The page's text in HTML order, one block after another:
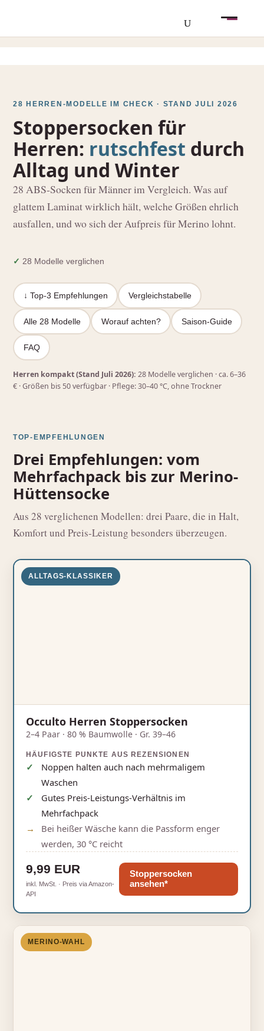
28 HERREN-MODELLE IM CHECK · STAND JULI 2026
Stoppersocken für
Herren: rutschfest durch
Alltag und Winter
28 ABS‑Socken für Männer im Vergleich. Was auf
glattem Laminat wirklich hält, welche Größen ehrlich
ausfallen, und wo sich der Aufpreis für Merino lohnt.
✓ 28 Modelle verglichen
↓ Top‑3 Empfehlungen Vergleichstabelle
Alle 28 Modelle Worauf achten? Saison‑Guide
FAQ
Herren kompakt (Stand Juli 2026): 28 Modelle verglichen · ca. 6–36
€ · Größen bis 50 verfügbar · Pflege: 30–40 °C, ohne Trockner
TOP-EMPFEHLUNGEN
Drei Empfehlungen: vom
Mehrfachpack bis zur Merino-
Hüttensocke
Aus 28 verglichenen Modellen: drei Paare, die in Halt,
Komfort und Preis‑Leistung besonders überzeugen.
ALLTAGS-KLASSIKER
Occulto Herren Stoppersocken
2–4 Paar · 80 % Baumwolle · Gr. 39–46
HÄUFIGSTE PUNKTE AUS REZENSIONEN
Noppen halten auch nach mehrmaligem
Waschen
Gutes Preis‑Leistungs‑Verhältnis im
Mehrfachpack
Bei heißer Wäsche kann die Passform enger
werden, 30 °C reicht
9,99 EUR
inkl. MwSt. · Preis via Amazon-
API
Stoppersocken
ansehen*
MERINO‑WAHL